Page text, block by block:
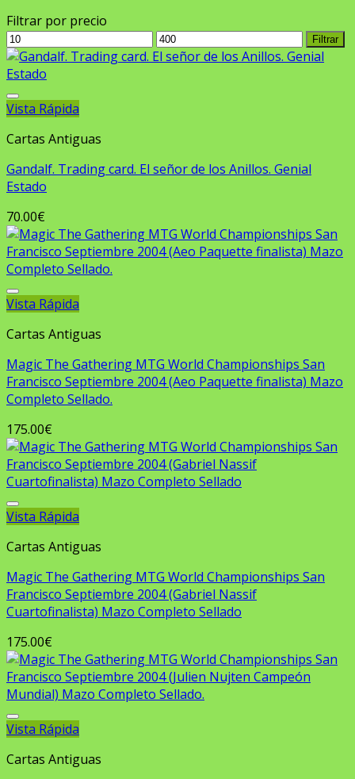
Filtrar por precio
Precio
mínimo
Precio
máximo
Filtrar
Vista Rápida
Cartas Antiguas
Gandalf. Trading card. El señor de los Anillos. Genial
Estado
70.00€
Vista Rápida
Cartas Antiguas
Magic The Gathering MTG World Championships San
Francisco Septiembre 2004 (Aeo Paquette finalista) Mazo
Completo Sellado.
175.00€
Vista Rápida
Cartas Antiguas
Magic The Gathering MTG World Championships San
Francisco Septiembre 2004 (Gabriel Nassif
Cuartofinalista) Mazo Completo Sellado
175.00€
Vista Rápida
Cartas Antiguas